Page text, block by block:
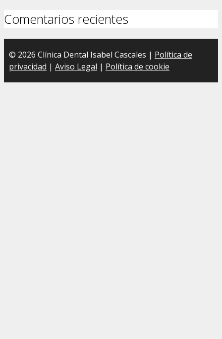
Comentarios recientes
© 2026 Clínica Dental Isabel Cascales | Política de
privacidad | Aviso Legal | Política de cookie